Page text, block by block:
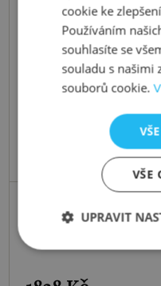
Přívěsek Micro
cookie ke
Používáním
souhlasíte se
souladu s našimi
souborů cookie.
VŠE
UPRAVIT